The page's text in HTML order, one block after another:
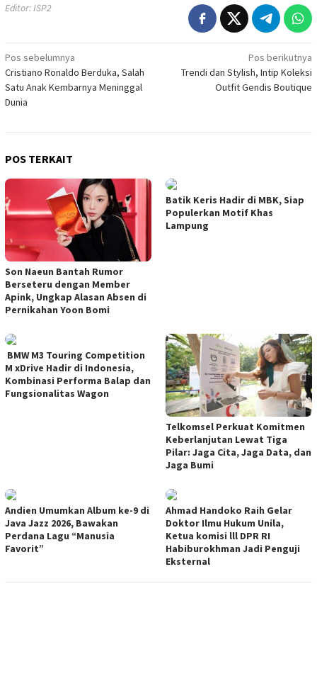
Editor: ISP2
Navigasi
pos
Pos sebelumnya
Cristiano Ronaldo Berduka, Salah
Satu Anak Kembarnya Meninggal
Dunia
Pos berikutnya
Trendi dan Stylish, Intip Koleksi
Outfit Gendis Boutique
POS TERKAIT
Son Naeun Bantah Rumor
Berseteru dengan Member
Apink, Ungkap Alasan Absen di
Pernikahan Yoon Bomi
Batik Keris Hadir di MBK, Siap
Populerkan Motif Khas
Lampung
BMW M3 Touring Competition
M xDrive Hadir di Indonesia,
Kombinasi Performa Balap dan
Fungsionalitas Wagon
Telkomsel Perkuat Komitmen
Keberlanjutan Lewat Tiga
Pilar: Jaga Cita, Jaga Data, dan
Jaga Bumi
Andien Umumkan Album ke-9 di
Java Jazz 2026, Bawakan
Perdana Lagu “Manusia
Favorit”
Ahmad Handoko Raih Gelar
Doktor Ilmu Hukum Unila,
Ketua komisi lll DPR RI
Habiburokhman Jadi Penguji
Eksternal